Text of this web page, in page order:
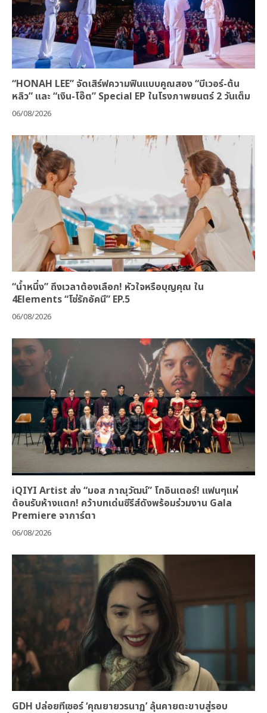
“HONAH LEE” จัดเสิร์ฟความฟินแบบคูณสอง “บีเวอร์-ต้น
หลิว” และ “เงิน-โอ๊ต” Special EP ในโรงภาพยนตร์ 2 วันเต็ม
06/08/2026
“น้ำหนึ่ง” ถึงเวลาต้องเลือก! หัวใจหรือบุญคุณ ใน
4Elements “โซ่รักอัคนี” EP.5
06/08/2026
iQIYI Artist ส่ง “มอส ภาณุวัฒน์” โกอินเตอร์! แฟนๆแห่
ต้อนรับห้างแตก! คว้าบทเด่นซีรีส์ดังพร้อมร่วมงาน Gala
Premiere จาการ์ตา
06/08/2026
GDH ปล่อยทีเซอร์ ‘คุณยายวรนาฏ’ ลุ้นคายตะขาบสู่รอบ